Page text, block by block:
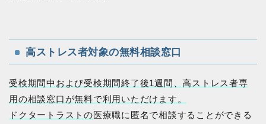
高ストレス者対象の無料相談窓口
受検期間中および受検期間終了後1週間、高ストレス者専
用の相談窓口が無料で利用いただけます。
ドクタートラストの医療職に匿名で相談することができる